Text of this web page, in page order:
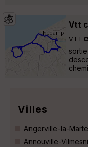
Vtt
VTT
Villes
Angerville-la-
Annouville-